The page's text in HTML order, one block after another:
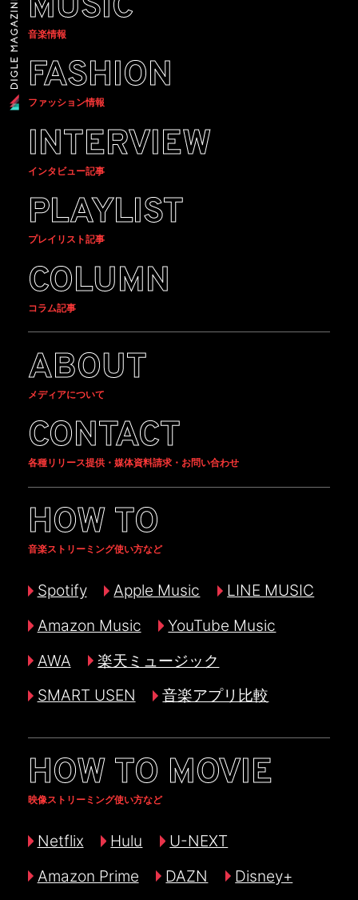
音楽情報
FASHION
ファッション情報
INTERVIEW
インタビュー記事
PLAYLIST
プレイリスト記事
COLUMN
コラム記事
ABOUT
メディアについて
CONTACT
各種リリース提供・媒体資料請求・お問い合わせ
HOW TO
音楽ストリーミング使い方など
Spotify Apple Music
LINE MUSIC
Amazon Music
YouTube Music
AWA
楽天ミュージック
SMART USEN
音楽アプリ比較
HOW TO MOVIE
映像ストリーミング使い方など
Netflix Hulu
U-NEXT
Amazon Prime
DAZN
Disney+